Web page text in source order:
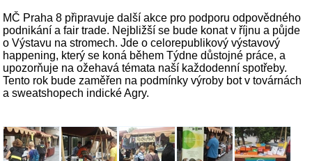
MČ Praha 8 připravuje další akce pro podporu odpovědného
podnikání a fair trade. Nejbližší se bude konat v říjnu a půjde
o Výstavu na stromech. Jde o celorepublikový výstavový
happening, který se koná během Týdne důstojné práce, a
upozorňuje na ožehavá témata naší každodenní spotřeby.
Tento rok bude zaměřen na podmínky výroby bot v továrnách
a sweatshopech indické Agry.